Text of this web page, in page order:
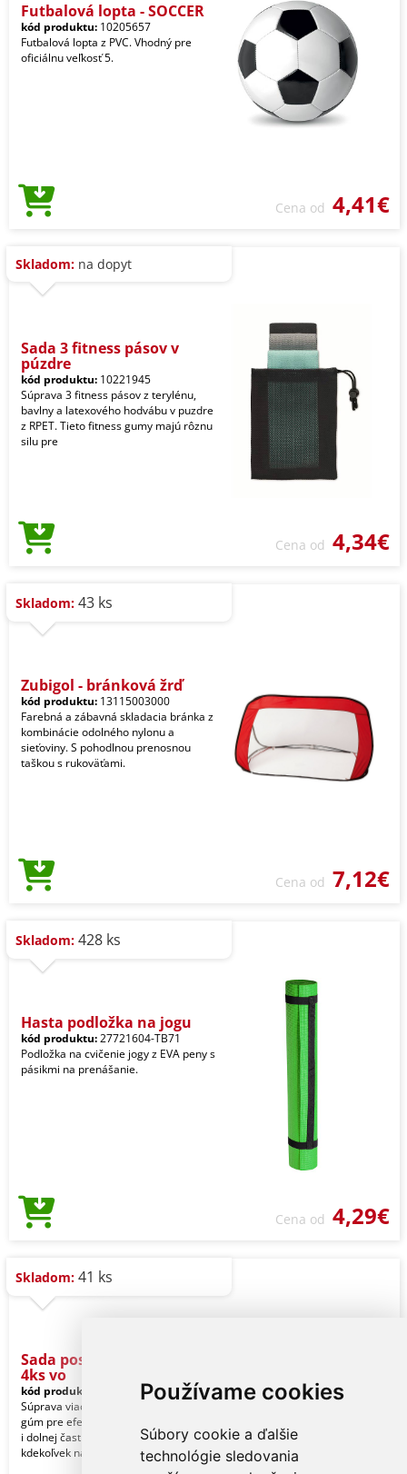
Používame cookies
Súbory cookie a ďalšie
technológie sledovania
Futbalová lopta - SOCCER
kód produktu: 10205657
Futbalová lopta z PVC. Vhodný pre
oficiálnu veľkosť 5.
Cena od 4,41€
Skladom: na dopyt
Sada 3 fitness pásov v
púzdre
kód produktu: 10221945
Súprava 3 fitness pásov z terylénu,
bavlny a latexového hodvábu v puzdre
z RPET. Tieto fitness gumy majú rôznu
silu pre
Cena od 4,34€
Skladom: 43 ks
Zubigol - bránková žrď
kód produktu: 13115003000
Farebná a zábavná skladacia bránka z
kombinácie odolného nylonu a
sieťoviny. S pohodlnou prenosnou
taškou s rukoväťami.
Cena od 7,12€
Skladom: 428 ks
Hasta podložka na jogu
kód produktu:27721604-TB71
Podložka na cvičenie jogy z EVA peny s
pásikmi na prenášanie.
Cena od 4,29€
Skladom: 41 ks
Sada posilňovacích gúm
4ks vo
kód produktu:
81_320041
Súprava viacúčelových posilňovacích
gúm pre efektívne posilňovanie hornej
i dolnej časti tela doma alebo
kdekoľvek na ce